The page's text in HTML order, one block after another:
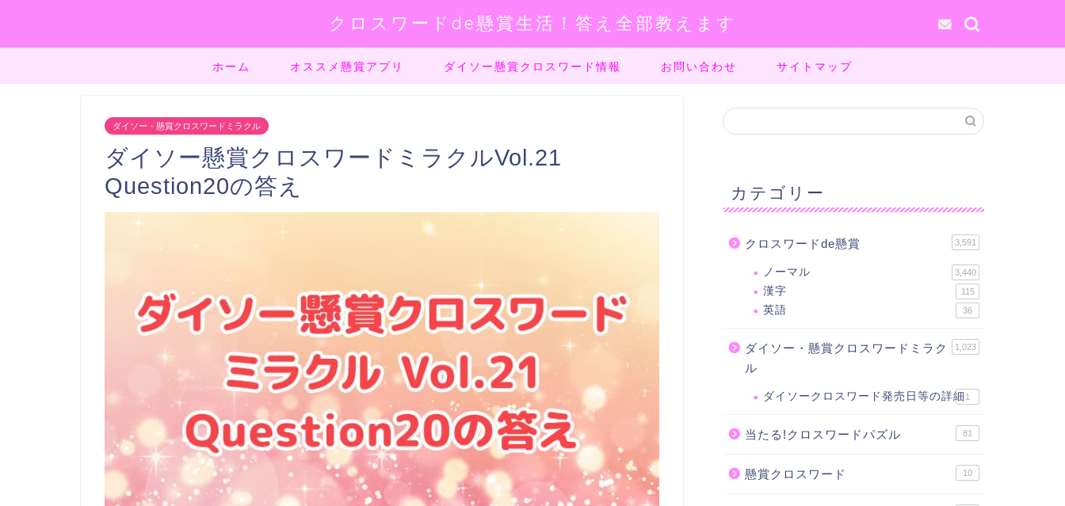
クロスワードde懸賞生活！答え全部教えます
ホーム オススメ懸賞アプリ ダイソー懸賞クロスワード情報 お問い合わせ サイトマップ
ダイソー・懸賞クロスワードミラクル
ダイソー懸賞クロスワードミラクルVol.21
Question20の答え
カテゴリー
クロスワードde懸賞 3,591
ノーマル 3,440
漢字 115
英語 36
ダイソー・懸賞クロスワードミラク
ル
1,023
ダイソークロスワード発売日等の詳細 1
当たる!クロスワードパズル 81
懸賞クロスワード 10